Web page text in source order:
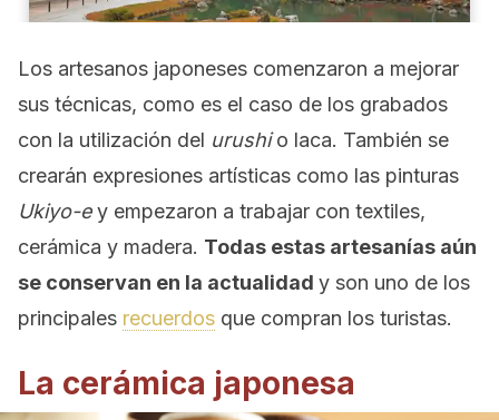
Los artesanos japoneses comenzaron a mejorar
sus técnicas, como es el caso de los grabados
con la utilización del urushio laca. También se
crearán expresiones artísticas como las pinturas
Ukiyo-ey empezaron a trabajar con textiles,
cerámica y madera. Todas estas artesanías aún
se conservan en la actualidad y son uno de los
principales recuerdos que compran los turistas.
La cerámica japonesa